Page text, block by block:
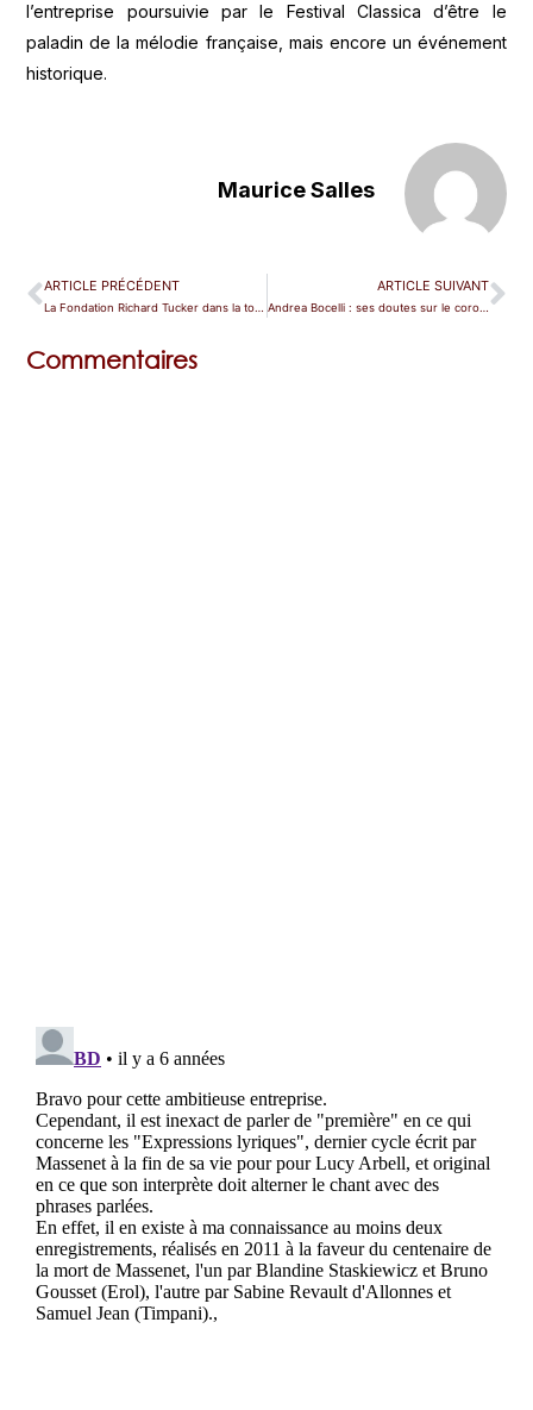
l’entreprise poursuivie par le Festival Classica d’être le
paladin de la mélodie française, mais encore un événement
historique.
Maurice Salles
ARTICLE PRÉCÉDENT ARTICLE SUIVANT
Andrea Bocelli : ses doutes sur le coronavirus
Commentaires